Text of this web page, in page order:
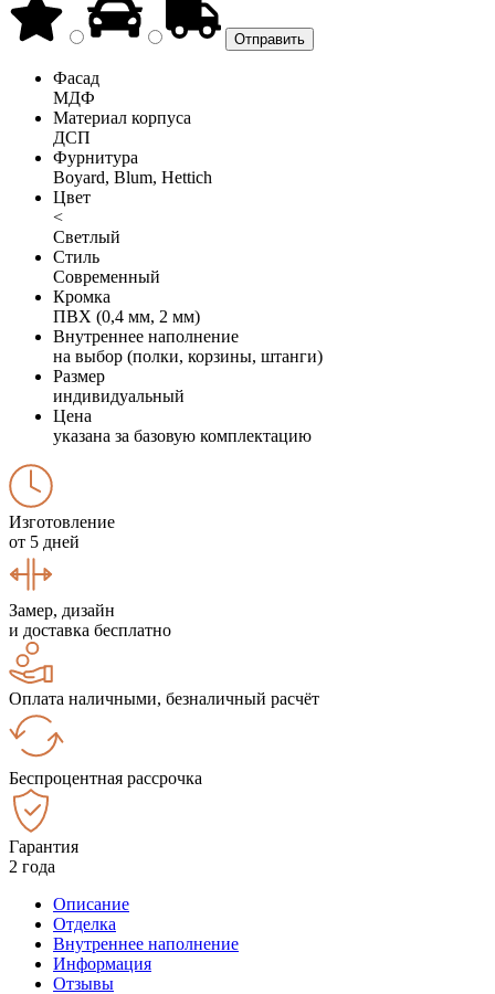
Фасад
МДФ
Материал корпуса
ДСП
Фурнитура
Boyard, Blum, Hettich
Цвет
<
Светлый
Стиль
Современный
Кромка
ПВХ (0,4 мм, 2 мм)
Внутреннее наполнение
на выбор (полки, корзины, штанги)
Размер
индивидуальный
Цена
указана за базовую комплектацию
Изготовление
от 5 дней
Замер, дизайн
и доставка бесплатно
Оплата наличными, безналичный расчёт
Беспроцентная рассрочка
Гарантия
2 года
Описание
Отделка
Внутреннее наполнение
Информация
Отзывы